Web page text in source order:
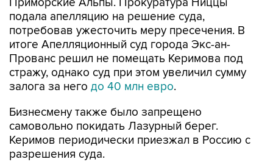
подала апелляцию на решение суда,
потребовав ужесточить меру пресечения. В
итоге Апелляционный суд города Экс-ан-
Прованс решил не помещать Керимова под
стражу, однако суд при этом увеличил сумму
залога за него до 40 млн евро.
Бизнесмену также было запрещено
самовольно покидать Лазурный берег.
Керимов периодически приезжал в Россию с
разрешения суда.